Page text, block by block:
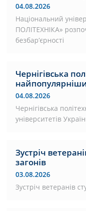
04.08.2026
Національний
ПОЛІТЕХНІКА»
безбар’єрності
Чернігівська
04.08.2026
Чернігівська
університетів
Зустріч
загонів
03.08.2026
Зустріч ветеранів